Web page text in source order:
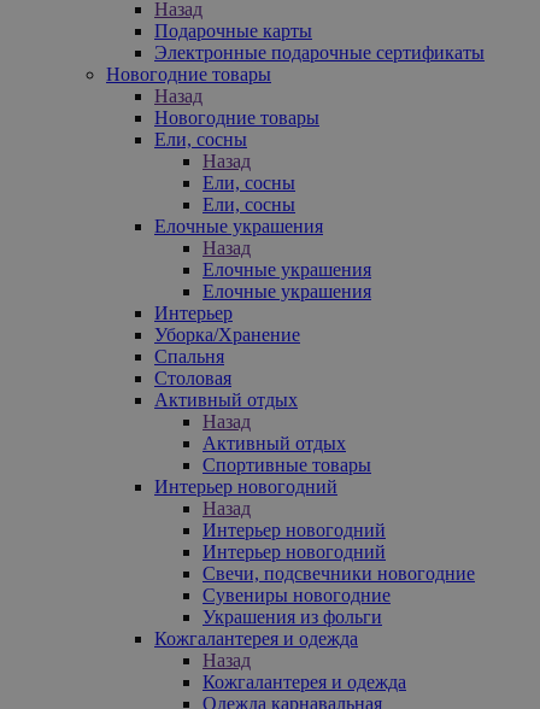
Назад
Подарочные карты
Электронные подарочные сертификаты
Новогодние товары
Назад
Новогодние товары
Ели, сосны
Назад
Ели, сосны
Ели, сосны
Елочные украшения
Назад
Елочные украшения
Елочные украшения
Интерьер
Уборка/Хранение
Спальня
Столовая
Активный отдых
Назад
Активный отдых
Спортивные товары
Интерьер новогодний
Назад
Интерьер новогодний
Интерьер новогодний
Свечи, подсвечники новогодние
Сувениры новогодние
Украшения из фольги
Кожгалантерея и одежда
Назад
Кожгалантерея и одежда
Одежда карнавальная